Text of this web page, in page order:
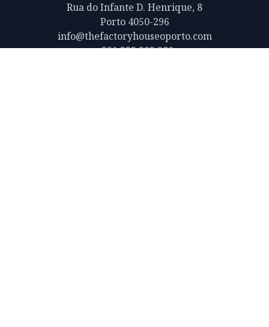
Rua do Infante D. Henrique, 8
Porto 4050-296
info@thefactoryhouseoporto.com
+351 223 392 980